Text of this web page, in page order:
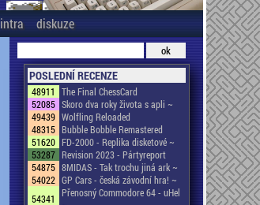
intra diskuze
POSLEDNÍ RECENZE
48911
The Final ChessCard
52085 Skoro dva roky života s apli ~
49439 Wolfling Reloaded
48315 Bubble Bobble Remastered
51620 FD-2000 - Replika disketové ~
53287 Revision 2023 - Pártyreport
54875 8MIDAS - Tak trochu jiná ark ~
54022 GP Cars - česká závodní hra! ~
54341
Přenosný Commodore 64 - uHel